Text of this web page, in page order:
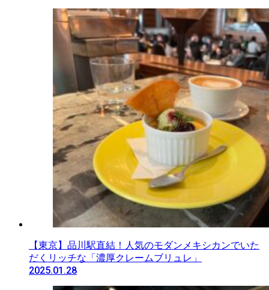
【東京】品川駅直結！人気のモダンメキシカンでいた
だくリッチな「濃厚クレームブリュレ」
2025.01.28